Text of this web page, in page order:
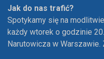
Jak do nas trafić?
Spotykamy się na
każdy wtorek o godzinie
Narutowicza w